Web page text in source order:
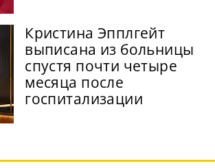
Кристина Эпплгейт
выписана из больницы
спустя почти четыре
месяца после
госпитализации